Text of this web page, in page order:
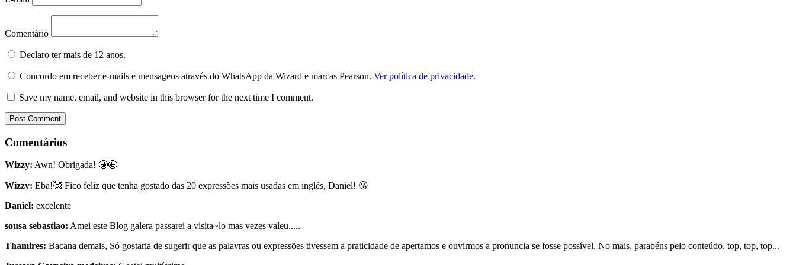
Comentário
Declaro ter mais de 12 anos.
Concordo em receber e-mails e mensagens através do WhatsApp da Wizard e marcas Pearson. Ver política de privacidade.
Save my name, email, and website in this browser for the next time I comment.
Comentários
Wizzy: Awn! Obrigada! 🤩🤩
Wizzy: Eba!🥰 Fico feliz que tenha gostado das 20 expressões mais usadas em inglês, Daniel! 😘
Daniel: excelente
sousa sebastiao: Amei este Blog galera passarei a visita~lo mas vezes valeu.....
Thamires: Bacana demais, Só gostaria de sugerir que as palavras ou expressões tivessem a praticidade de apertamos e ouvirmos a pronuncia se fosse possível. No mais, parabéns pelo conteúdo. top, top, top...